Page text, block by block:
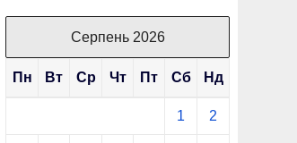
Серпень 2026
Пн Вт Ср Чт Пт Сб Нд
1 2